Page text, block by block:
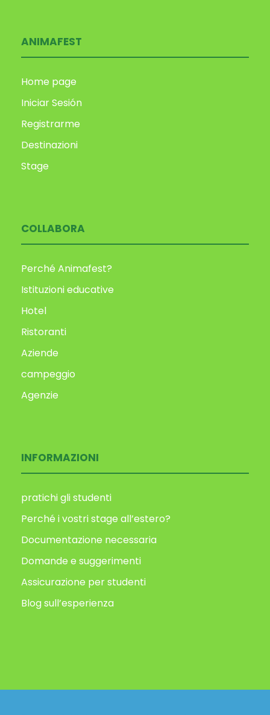
ANIMAFEST
Home page
Iniciar Sesión
Registrarme
Destinazioni
Stage
COLLABORA
Perché Animafest?
Istituzioni educative
Hotel
Ristoranti
Aziende
campeggio
Agenzie
INFORMAZIONI
pratichi gli studenti
Perché i vostri stage all’estero?
Documentazione necessaria
Domande e suggerimenti
Assicurazione per studenti
Blog sull’esperienza